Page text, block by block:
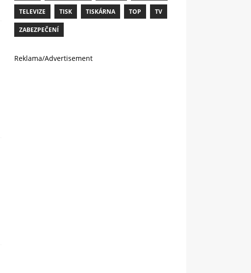
TELEVIZE TISK TISKÁRNA TOP TV
ZABEZPEČENÍ
Reklama/Advertisement